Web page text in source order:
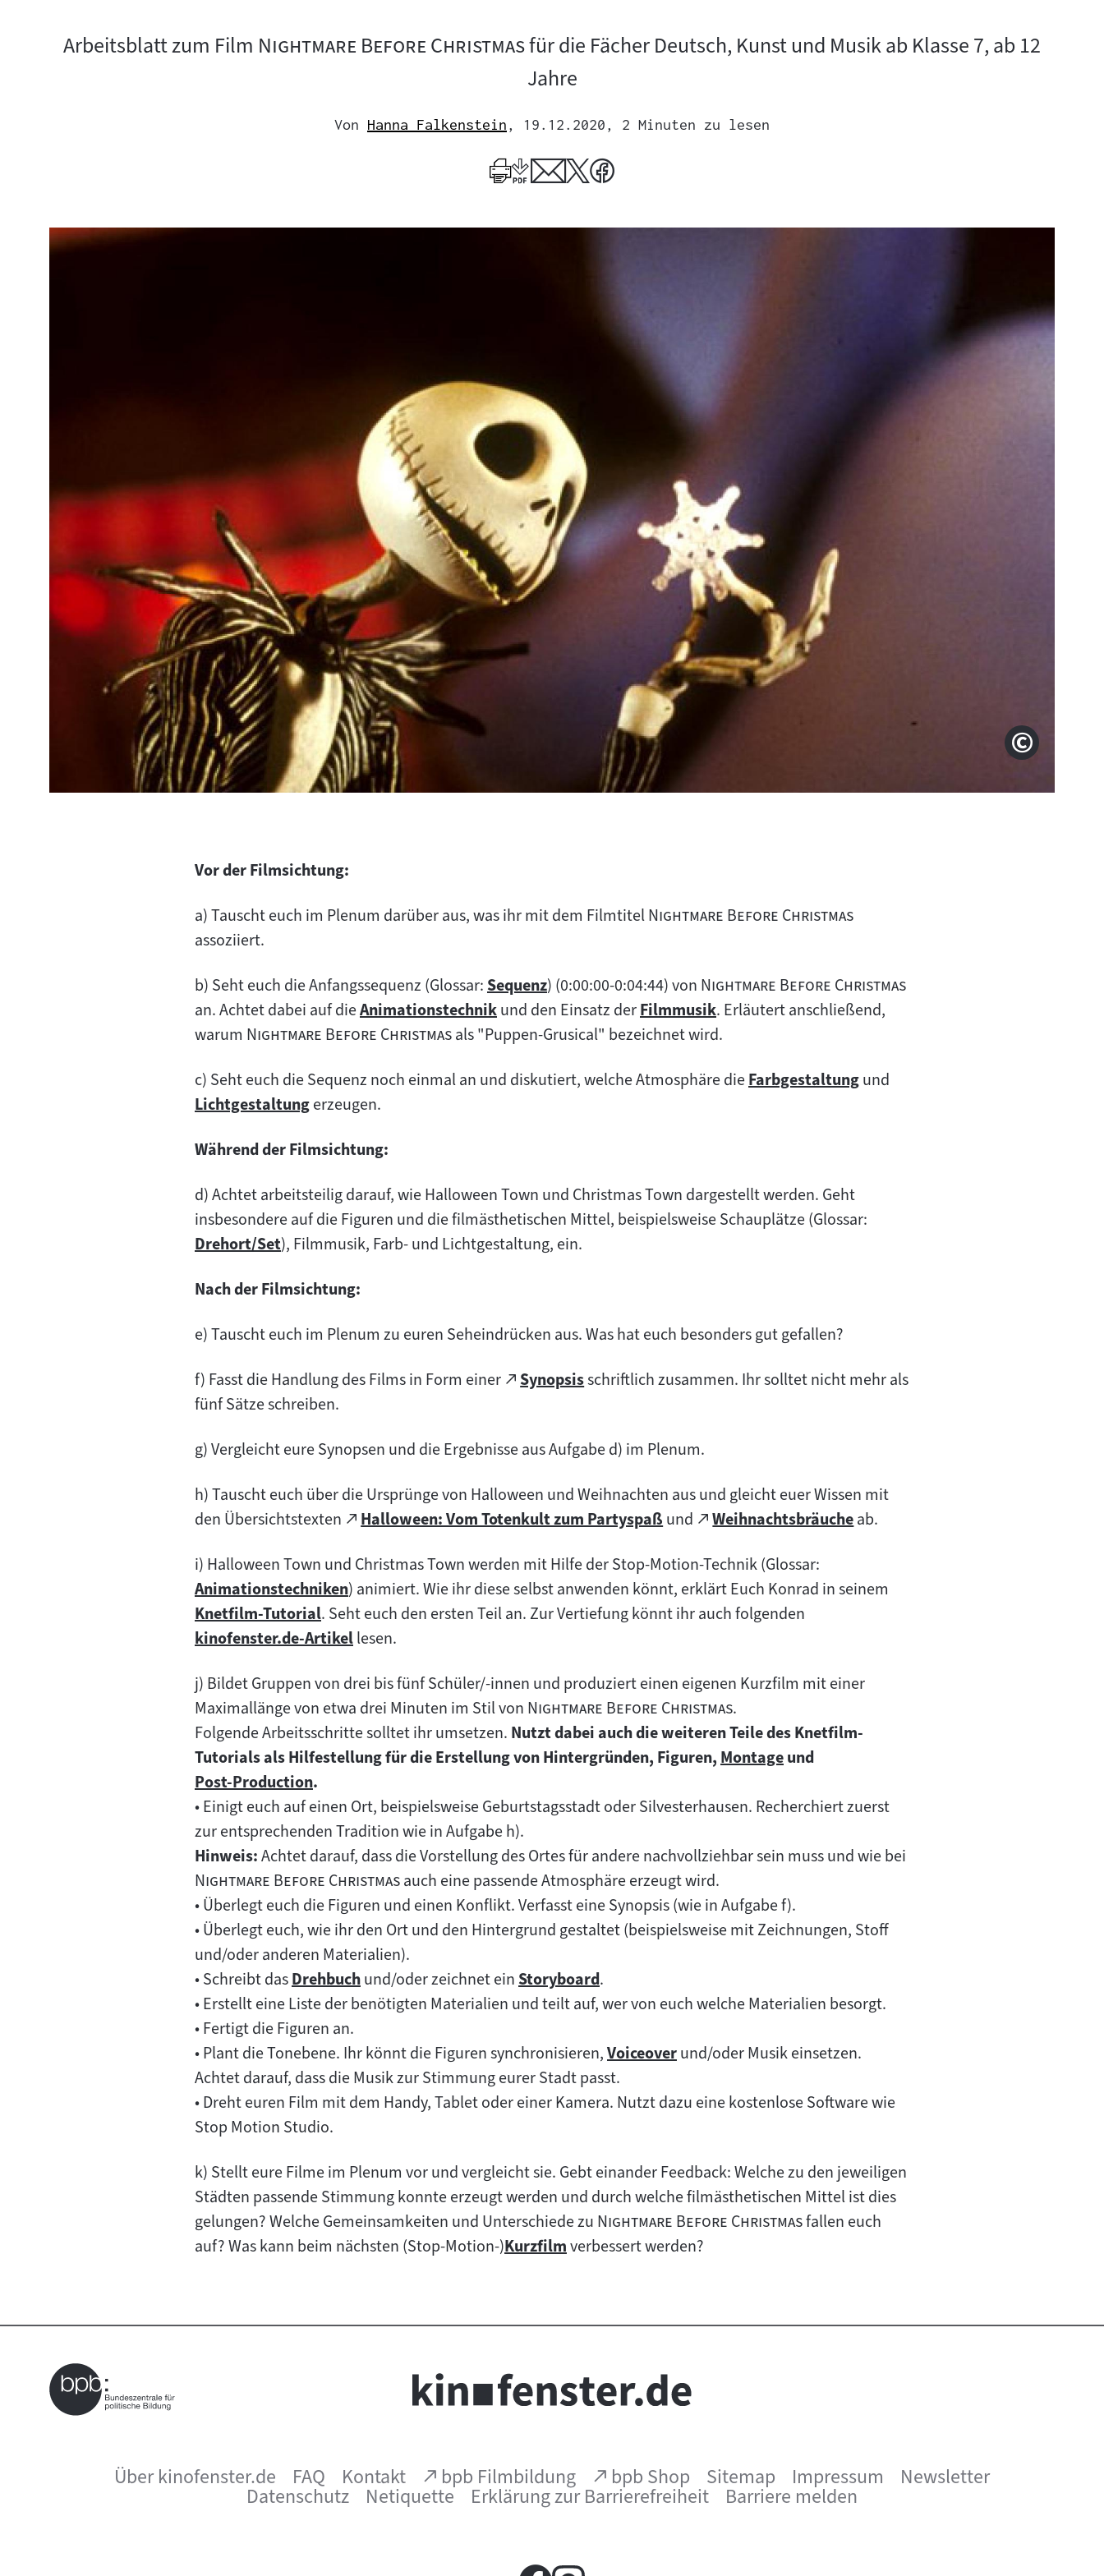
Arbeitsblatt zum Film "
Nightmare Before Christmas"für die Fächer Deutsch, Kunst und Musik ab Klasse 7, ab 12
Jahre
Von Hanna Falkenstein, 19.12.2020, 2 Minuten zu lesen
Copyright
Filmstill
Vor der Filmsichtung:
a) Tauscht euch im Plenum darüber aus, was ihr mit dem Filmtitel"
Nightmare Before Christmas"
assoziiert.
b) Seht euch die Anfangssequenz (Glossar:Zum
Inhalt:
Sequenz) (0:00:00-0:04:44) von "
Nightmare Before Christmas"
an. Achtet dabei auf dieZum
Inhalt:
Animationstechnikund den Einsatz derZum
Inhalt:
Filmmusik. Erläutert anschließend,
warum "
Nightmare Before Christmas"als "Puppen-Grusical" bezeichnet wird.
c) Seht euch die Sequenz noch einmal an und diskutiert, welche Atmosphäre dieZum
Farbgestaltungund
Zum
Inhalt:
Lichtgestaltungerzeugen.
Während der Filmsichtung:
d) Achtet arbeitsteilig darauf, wie Halloween Town und Christmas Town dargestellt werden. Geht
insbesondere auf die Figuren und die filmästhetischen Mittel, beispielsweise Schauplätze (Glossar:
Zum
Inhalt:
Drehort/Set), Filmmusik, Farb- und Lichtgestaltung, ein.
Nach der Filmsichtung:
e) Tauscht euch im Plenum zu euren Seheindrücken aus. Was hat euch besonders gut gefallen?
f) Fasst die Handlung des Films in Form einer
Zum
Synopsis
(öffnet
schriftlich zusammen. Ihr solltet nicht mehr als
fünf Sätze schreiben.
g) Vergleicht eure Synopsen und die Ergebnisse aus Aufgabe d) im Plenum.
h) Tauscht euch über die Ursprünge von Halloween und Weihnachten aus und gleicht euer Wissen mit
den Übersichtstexten
Zum
Inhalt:
Halloween: Vom Totenkult zum Partyspaß
(öffnet
im
neuen
Tab)
und
Zum
Inhalt:
Weihnachtsbräuche
(öffnet
im
neuen
Tab)
ab.
i) Halloween Town und Christmas Town werden mit Hilfe der Stop-Motion-Technik (Glossar:
Zum
Inhalt:
Animationstechniken) animiert. Wie ihr diese selbst anwenden könnt, erklärt Euch Konrad in seinem
Zum
Inhalt:
Knetfilm-Tutorial. Seht euch den ersten Teil an. Zur Vertiefung könnt ihr auch folgenden
Zum
Inhalt:
kinofenster.de-Artikellesen.
j) Bildet Gruppen von drei bis fünf Schüler/-innen und produziert einen eigenen Kurzfilm mit einer
Maximallänge von etwa drei Minuten im Stil von "
Nightmare Before Christmas".
Folgende Arbeitsschritte solltet ihr umsetzen. Nutzt dabei auch die weiteren Teile des Knetfilm-
Tutorials als Hilfestellung für die Erstellung von Hintergründen, Figuren,Zum
Montageund
Zum
Inhalt:
Post-Production.
• Einigt euch auf einen Ort, beispielsweise Geburtstagsstadt oder Silvesterhausen. Recherchiert zuerst
zur entsprechenden Tradition wie in Aufgabe h).
Hinweis:Achtet darauf, dass die Vorstellung des Ortes für andere nachvollziehbar sein muss und wie bei
Nightmare Before Christmas"auch eine passende Atmosphäre erzeugt wird.
• Überlegt euch die Figuren und einen Konflikt. Verfasst eine Synopsis (wie in Aufgabe f).
• Überlegt euch, wie ihr den Ort und den Hintergrund gestaltet (beispielsweise mit Zeichnungen, Stoff
und/oder anderen Materialien).
• Schreibt dasZum
Inhalt:
Drehbuchund/oder zeichnet einZum
Inhalt:
Storyboard.
• Erstellt eine Liste der benötigten Materialien und teilt auf, wer von euch welche Materialien besorgt.
• Fertigt die Figuren an.
• Plant die Tonebene. Ihr könnt die Figuren synchronisieren,Zum
Inhalt:
Voiceoverund/oder Musik einsetzen.
Achtet darauf, dass die Musik zur Stimmung eurer Stadt passt.
• Dreht euren Film mit dem Handy, Tablet oder einer Kamera. Nutzt dazu eine kostenlose Software wie
Stop Motion Studio.
k) Stellt eure Filme im Plenum vor und vergleicht sie. Gebt einander Feedback: Welche zu den jeweiligen
Städten passende Stimmung konnte erzeugt werden und durch welche filmästhetischen Mittel ist dies
gelungen? Welche Gemeinsamkeiten und Unterschiede zu "
Nightmare Before Christmas"fallen euch
auf? Was kann beim nächsten (Stop-Motion-)Zum
Kurzfilmverbessert werden?
SeitenfußnavigationÜber kinofenster.de FAQ Kontakt (Link
öffnet
bpb Filmbildung (Link
öffnet
bpb Shop Sitemap Impressum Newsletter
Datenschutz Netiquette Erklärung zur Barrierefreiheit Barriere melden